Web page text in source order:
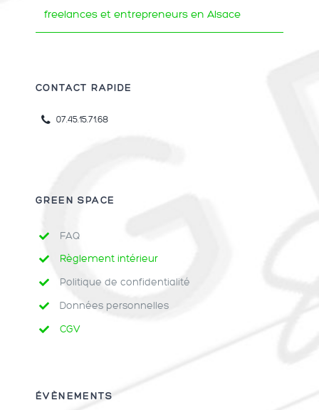
freelances et entrepreneurs en Alsace
CONTACT RAPIDE
07.45.15.71.68
GREEN SPACE
FAQ
Règlement intérieur
Politique de confidentialité
Données personnelles
CGV
ÉVÈNEMENTS